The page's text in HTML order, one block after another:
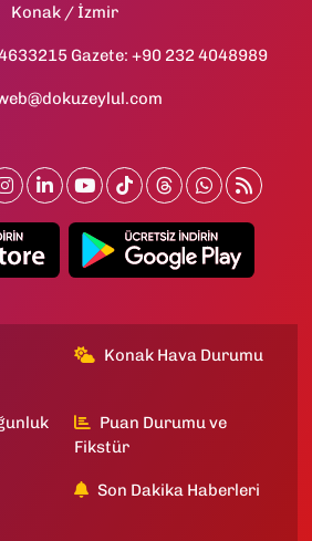
Konak / İzmir
Gazete: +90 232 4048989
Konak Hava Durumu
Puan Durumu ve
Fikstür
Son Dakika Haberleri